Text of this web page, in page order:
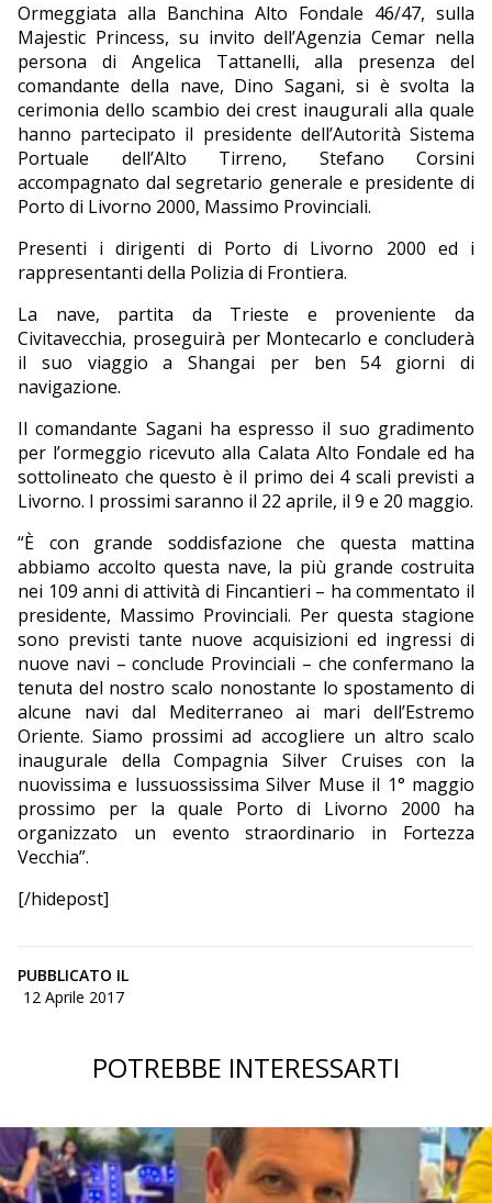
Ormeggiata alla Banchina Alto Fondale 46/47, sulla
Majestic Princess, su invito dell’Agenzia Cemar nella
persona di Angelica Tattanelli, alla presenza del
comandante della nave, Dino Sagani, si è svolta la
cerimonia dello scambio dei crest inaugurali alla quale
hanno partecipato il presidente dell’Autorità Sistema
Portuale dell’Alto Tirreno, Stefano Corsini
accompagnato dal segretario generale e presidente di
Porto di Livorno 2000, Massimo Provinciali.
Presenti i dirigenti di Porto di Livorno 2000 ed i
rappresentanti della Polizia di Frontiera.
La nave, partita da Trieste e proveniente da
Civitavecchia, proseguirà per Montecarlo e concluderà
il suo viaggio a Shangai per ben 54 giorni di
navigazione.
Il comandante Sagani ha espresso il suo gradimento
per l’ormeggio ricevuto alla Calata Alto Fondale ed ha
sottolineato che questo è il primo dei 4 scali previsti a
Livorno. I prossimi saranno il 22 aprile, il 9 e 20 maggio.
“È con grande soddisfazione che questa mattina
abbiamo accolto questa nave, la più grande costruita
nei 109 anni di attività di Fincantieri – ha commentato il
presidente, Massimo Provinciali. Per questa stagione
sono previsti tante nuove acquisizioni ed ingressi di
nuove navi – conclude Provinciali – che confermano la
tenuta del nostro scalo nonostante lo spostamento di
alcune navi dal Mediterraneo ai mari dell’Estremo
Oriente. Siamo prossimi ad accogliere un altro scalo
inaugurale della Compagnia Silver Cruises con la
nuovissima e lussuossissima Silver Muse il 1° maggio
prossimo per la quale Porto di Livorno 2000 ha
organizzato un evento straordinario in Fortezza
Vecchia”.
[/hidepost]
PUBBLICATO IL
12 Aprile 2017
POTREBBE INTERESSARTI